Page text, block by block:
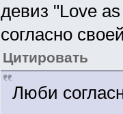
девиз "Love
согласно
Цитировать
Люби